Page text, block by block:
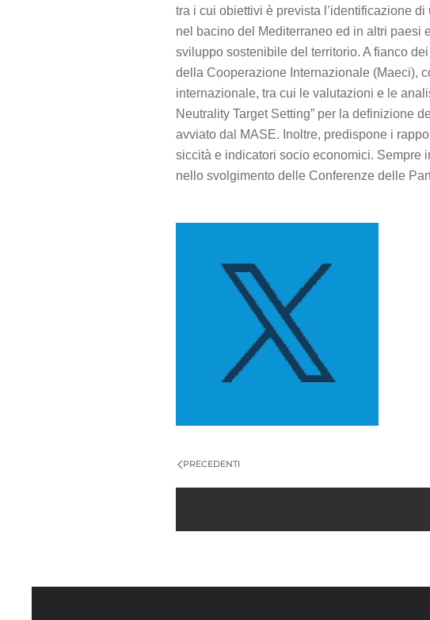
tra i cui obiettivi è prevista l’identificazione
nel bacino del Mediterraneo ed in altri paesi
sviluppo sostenibile del territorio. A fianco
della Cooperazione Internazionale (Maeci),
internazionale, tra cui le valutazioni e le
Neutrality Target Setting” per la definizione
avviato dal MASE. Inoltre, predispone i
siccità e indicatori socio economici. Sempre
nello svolgimento delle Conferenze delle
PRECEDENTI